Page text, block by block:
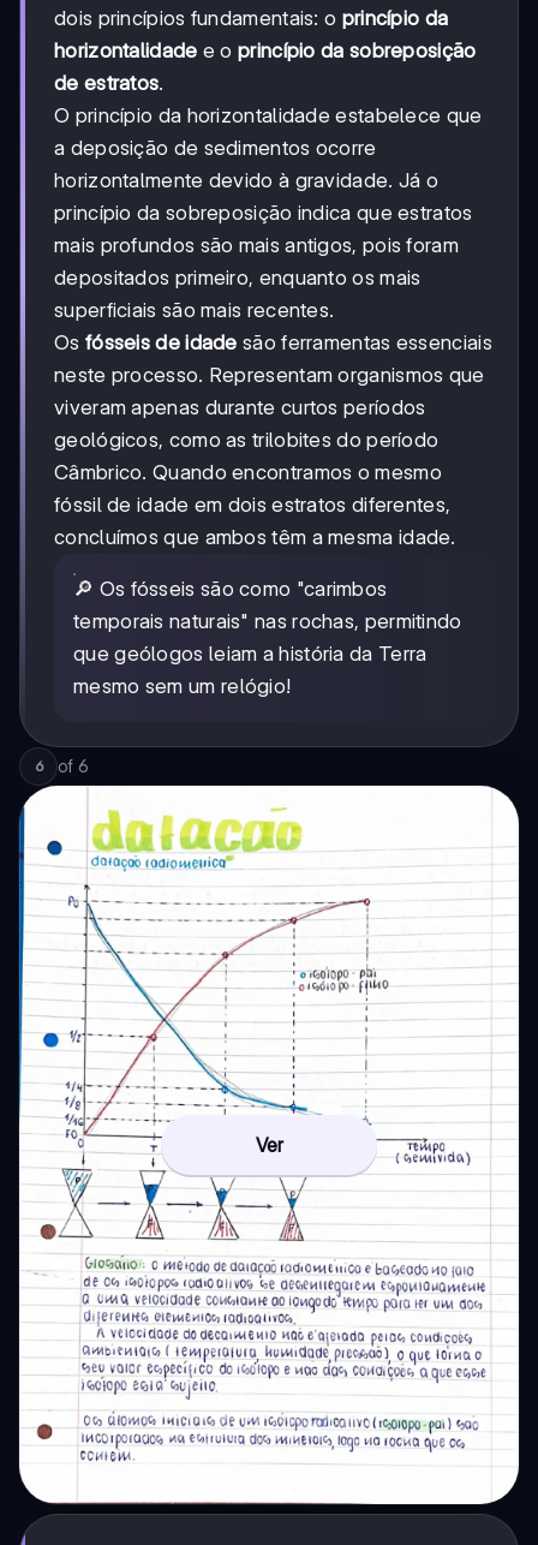
dois princípios fundamentais: o princípio da
horizontalidade e oprincípio da sobreposição
de estratos.
O princípio da horizontalidade estabelece que
a deposição de sedimentos ocorre
horizontalmente devido à gravidade. Já o
princípio da sobreposição indica que estratos
mais profundos são mais antigos, pois foram
depositados primeiro, enquanto os mais
superficiais são mais recentes.
Os fósseis de idade são ferramentas essenciais
neste processo. Representam organismos que
viveram apenas durante curtos períodos
geológicos, como as trilobites do período
Câmbrico. Quando encontramos o mesmo
fóssil de idade em dois estratos diferentes,
concluímos que ambos têm a mesma idade.
🔎 Os fósseis são como "carimbos
temporais naturais" nas rochas, permitindo
que geólogos leiam a história da Terra
mesmo sem um relógio!
6 of 6
Ver